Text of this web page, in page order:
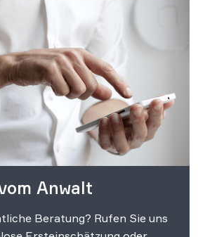
Anwalt
Beratung? Rufen Sie uns